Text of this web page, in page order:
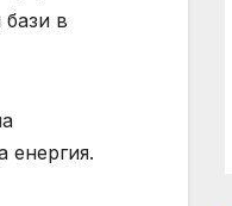
в
енергия.